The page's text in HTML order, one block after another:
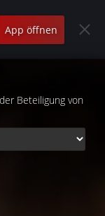
App öffnen
Beteiligung von